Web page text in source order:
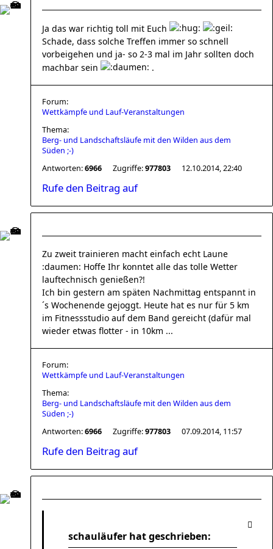
Ja das war richtig toll mit Euch
Schade, dass solche Treffen immer so schnell
vorbeigehen und ja- so 2-3 mal im Jahr sollten doch
machbar sein
.
Forum:
Wettkämpfe und Lauf-Veranstaltungen
Thema:
Berg- und Landschaftsläufe mit den Wilden aus dem
Süden ;-)
Antworten:6966 Zugriffe:977803 12.10.2014, 22:40
Rufe den Beitrag auf
Zu zweit trainieren macht einfach echt Laune
:daumen: Hoffe Ihr konntet alle das tolle Wetter
lauftechnisch genießen?!
Ich bin gestern am späten Nachmittag entspannt in
´s Wochenende gejoggt. Heute hat es nur für 5 km
im Fitnessstudio auf dem Band gereicht (dafür mal
wieder etwas flotter - in 10km ...
Forum:
Wettkämpfe und Lauf-Veranstaltungen
Thema:
Berg- und Landschaftsläufe mit den Wilden aus dem
Süden ;-)
Antworten:6966 Zugriffe:977803 07.09.2014, 11:57
Rufe den Beitrag auf
schauläufer hat geschrieben: